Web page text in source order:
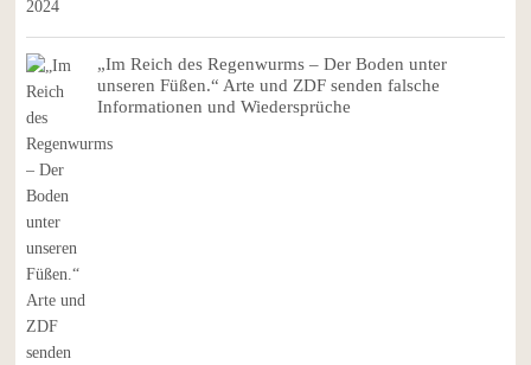
„Im Reich des Regenwurms – Der Boden unter
unseren Füßen.“ Arte und ZDF senden falsche
Informationen und Wiedersprüche